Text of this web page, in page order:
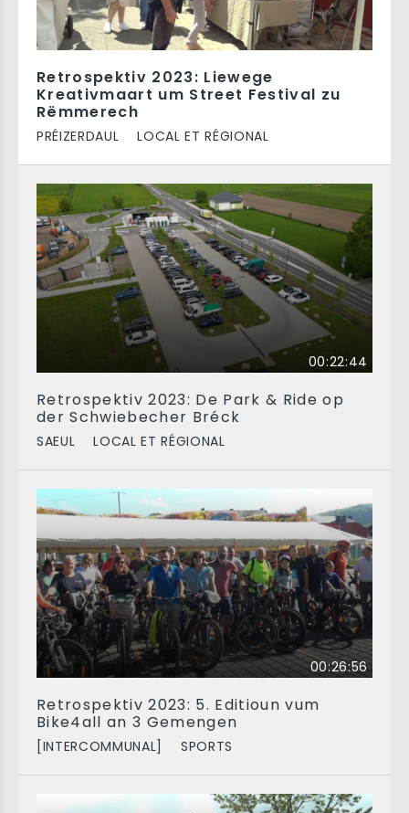
Retrospektiv 2023: Liewege
Kreativmaart um Street Festival zu
Rëmmerech
PRÉIZERDAUL LOCAL ET RÉGIONAL
00:22:44
Retrospektiv 2023: De Park & Ride op
der Schwiebecher Bréck
SAEUL LOCAL ET RÉGIONAL
00:26:56
Retrospektiv 2023: 5. Editioun vum
Bike4all an 3 Gemengen
[INTERCOMMUNAL] SPORTS